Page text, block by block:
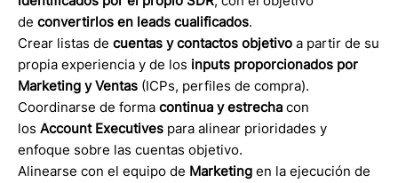
de convertirlos en leads cualificados.
Crear listas de cuentas y contactos objetivo a partir de su
propia experiencia y de los inputs proporcionados por
Marketing y Ventas (ICPs, perfiles de compra).
Coordinarse de forma continua y estrecha con
los Account Executives para alinear prioridades y
enfoque sobre las cuentas objetivo.
Alinearse con el equipo de Marketing en la ejecución de